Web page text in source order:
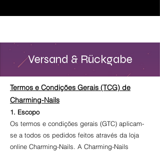
Versand & Rückgabe
Termos e Condições Gerais (TCG) de
Charming-Nails
1. Escopo
Os termos e condições gerais (GTC) aplicam-
se a todos os pedidos feitos através da loja
online Charming-Nails. A Charming-Nails